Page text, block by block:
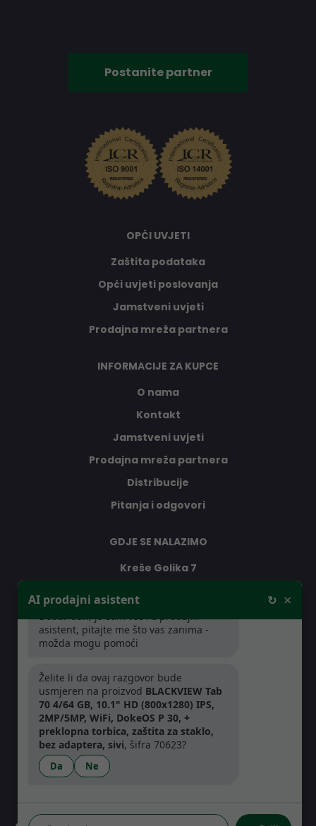
Postanite partner
OPĆI UVJETI
Zaštita podataka
Opći uvjeti poslovanja
Jamstveni uvjeti
Prodajna mreža partnera
INFORMACIJE ZA KUPCE
O nama
Kontakt
Jamstveni uvjeti
Prodajna mreža partnera
Distribucije
Pitanja i odgovori
GDJE SE NALAZIMO
Kreše Golika 7
Pon-Čet: 08:30 - 16:30h
Pet: 08:30 - 16:00h
AI prodajni asistent ↻ ×
Dobar dan, ja sam vaš AI prodajni
asistent, pitajte me što vas zanima -
možda mogu pomoći
Želite li da ovaj razgovor bude
usmjeren na proizvod BLACKVIEW Tab
70 4/64 GB, 10.1" HD (800x1280) IPS,
2MP/5MP, WiFi, DokeOS P 30, +
preklopna torbica, zaštita za staklo,
bez adaptera, sivi, šifra 70623?
Da Ne